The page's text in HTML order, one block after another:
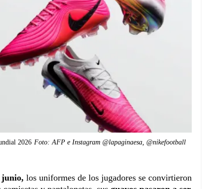
2026 Foto: AFP e Instagram @lapaginaesa, @nikefootball
junio, los uniformes de los jugadores se convirtieron